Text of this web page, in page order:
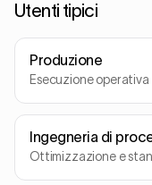
Utenti tipici
Produzione
Esecuzione
Ingegneria di
Ottimizzazione e